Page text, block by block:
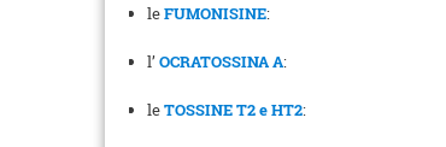
leFUMONISINE:
l’OCRATOSSINA A:
leTOSSINE T2 e HT2: